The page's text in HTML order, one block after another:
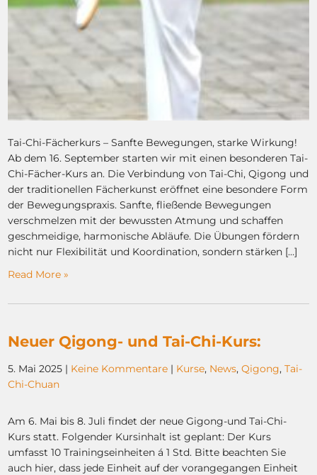
Tai-Chi-Fächerkurs – Sanfte Bewegungen, starke Wirkung!
Ab dem 16. September starten wir mit einen besonderen Tai-
Chi-Fächer-Kurs an. Die Verbindung von Tai-Chi, Qigong und
der traditionellen Fächerkunst eröffnet eine besondere Form
der Bewegungspraxis. Sanfte, fließende Bewegungen
verschmelzen mit der bewussten Atmung und schaffen
geschmeidige, harmonische Abläufe. Die Übungen fördern
nicht nur Flexibilität und Koordination, sondern stärken […]
Read More »
Neuer Qigong- und Tai-Chi-Kurs:
5. Mai 2025 | Keine Kommentare | Kurse, News,Qigong,Tai-
Chi-Chuan
Am 6. Mai bis 8. Juli findet der neue Gigong-und Tai-Chi-
Kurs statt. Folgender Kursinhalt ist geplant: Der Kurs
umfasst 10 Trainingseinheiten á 1 Std. Bitte beachten Sie
auch hier, dass jede Einheit auf der vorangegangen Einheit